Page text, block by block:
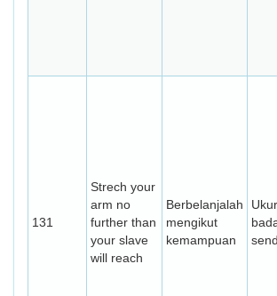
131
Strech your
arm no
further than
your slave
will reach
Berbelanjalah
mengikut
kemampuan